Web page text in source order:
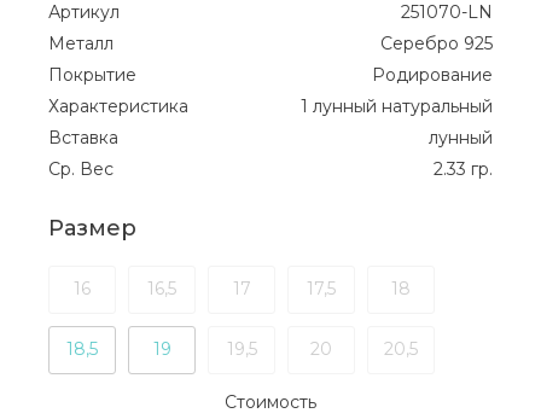
Артикул
251070-LN
Металл
Серебро 925
Покрытие
Родирование
Характеристика
1 лунный натуральный
Вставка
лунный
Ср. Вес
2.33 гр.
Размер
16 16,5 17 17,5 18
18,5 19 19,5 20 20,5
Стоимость